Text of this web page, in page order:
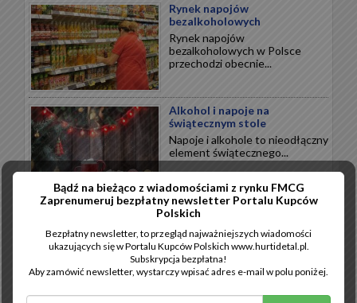
Rynek napojów
bezalkoholowych
Rynek napojów
bezalkoholowych w Polsce
przechodzi obecnie...
Alkohol i napoje na
świątecznym stole
Napoje i alkohole to nieodłączny
element świątecznego...
Wytrawne święta
Święta Bożego Narodzenia to
przede wszystkim wytrawne
smaki...
Bądź na bieżąco z wiadomościami z rynku FMCG
Zaprenumeruj bezpłatny newsletter Portalu Kupców
Polskich
Bezpłatny newsletter, to przegląd najważniejszych wiadomości
ukazujących się w Portalu Kupców Polskich www.hurtidetal.pl.
Subskrypcja bezpłatna!
Aby zamówić newsletter, wystarczy wpisać adres e-mail w polu poniżej.